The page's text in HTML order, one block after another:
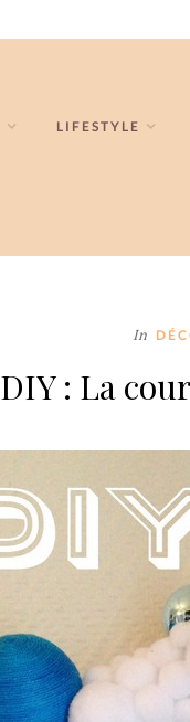
LIFESTYLE
In
DIY : La